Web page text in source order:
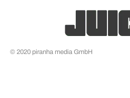
© 2020 piranha media GmbH